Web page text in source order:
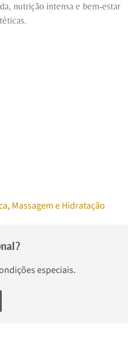
nutrição intensa e bem-estar
, Massagem e Hidratação
especiais.